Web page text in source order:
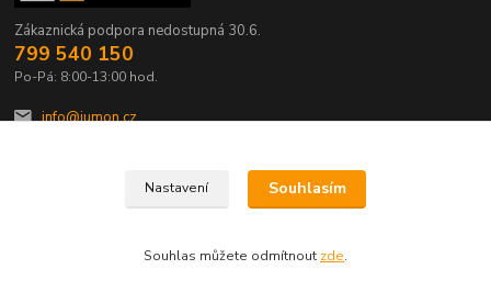
Zákaznická podpora nedostupná 30.6.
799 540 150
Po-Pá: 8:00-13:00 hod.
info@jumon.cz
Nastavení Souhlasím
Souhlas můžete odmítnout zde.